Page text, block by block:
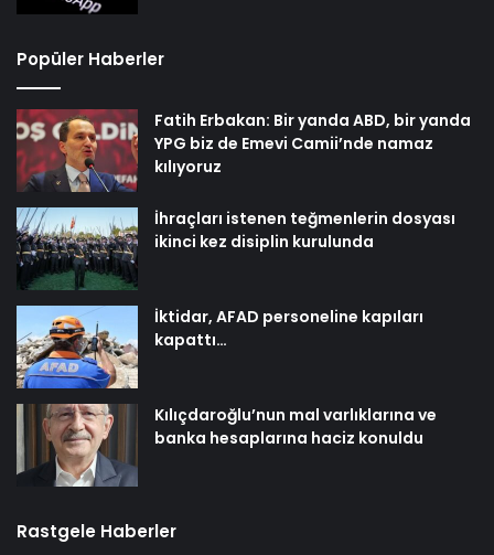
Popüler Haberler
Fatih Erbakan: Bir yanda ABD, bir yanda
YPG biz de Emevi Camii’nde namaz
kılıyoruz
İhraçları istenen teğmenlerin dosyası
ikinci kez disiplin kurulunda
İktidar, AFAD personeline kapıları
kapattı…
Kılıçdaroğlu’nun mal varlıklarına ve
banka hesaplarına haciz konuldu
Rastgele Haberler